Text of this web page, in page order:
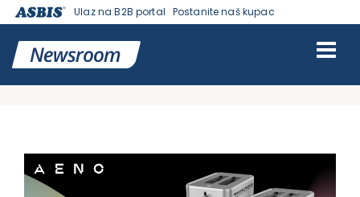
Ulaz na B2B portal Postanite naš kupac
ASORTIMAN KUHINJSKIH UREĐAJA INOVATIVNIM MODELIMA